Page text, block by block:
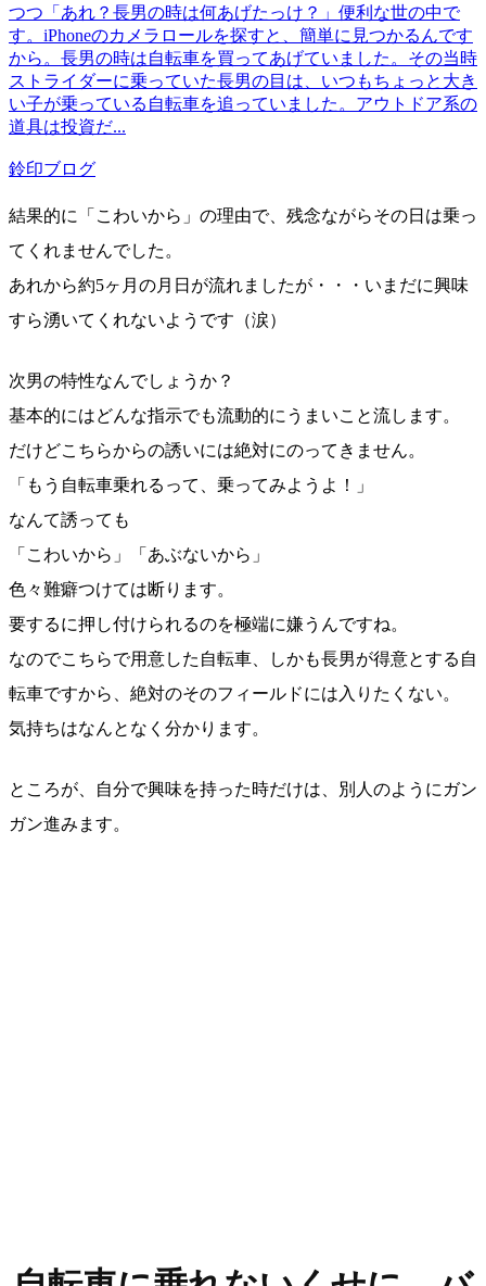
つつ「あれ？長男の時は何あげたっけ？」便利な世の中で
す。iPhoneのカメラロールを探すと、簡単に見つかるんです
から。長男の時は自転車を買ってあげていました。その当時
ストライダーに乗っていた長男の目は、いつもちょっと大き
い子が乗っている自転車を追っていました。アウトドア系の
道具は投資だ...
鈴印ブログ
結果的に「こわいから」の理由で、残念ながらその日は乗っ
てくれませんでした。
あれから約5ヶ月の月日が流れましたが・・・いまだに興味
すら湧いてくれないようです（涙）
次男の特性なんでしょうか？
基本的にはどんな指示でも流動的にうまいこと流します。
だけどこちらからの誘いには絶対にのってきません。
「もう自転車乗れるって、乗ってみようよ！」
なんて誘っても
「こわいから」「あぶないから」
色々難癖つけては断ります。
要するに押し付けられるのを極端に嫌うんですね。
なのでこちらで用意した自転車、しかも長男が得意とする自
転車ですから、絶対のそのフィールドには入りたくない。
気持ちはなんとなく分かります。
ところが、自分で興味を持った時だけは、別人のようにガン
ガン進みます。